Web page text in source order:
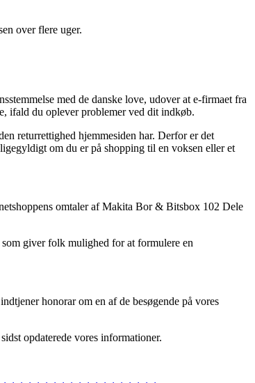
over flere uger.
med de danske love, udover at e-firmaet fra
ifald du oplever problemer ved dit indkøb.
returrettighed hjemmesiden har. Derfor er det
om du er på shopping til en voksen eller et
omtaler af Makita Bor & Bitsbox 102 Dele
giver folk mulighed for at formulere en
honorar om en af de besøgende på vores
opdaterede vores informationer.